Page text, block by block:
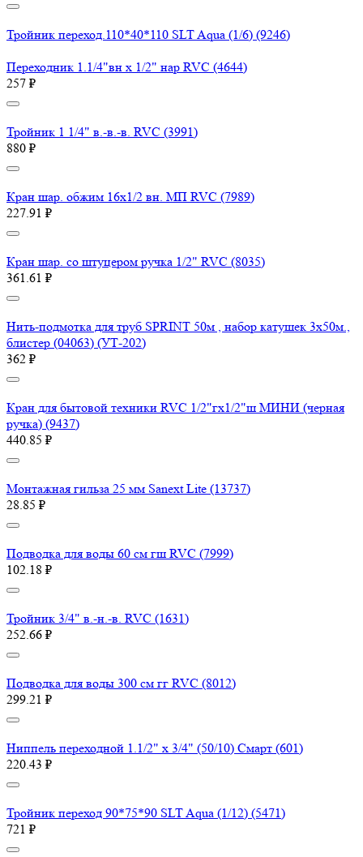
Тройник переход.110*40*110 SLT Aqua (1/6) (9246)
Переходник 1.1/4"вн х 1/2" нар RVC (4644)
257 ₽
Тройник 1 1/4" в.-в.-в. RVC (3991)
880 ₽
Кран шар. обжим 16х1/2 вн. МП RVC (7989)
227.91 ₽
Кран шар. со штуцером ручка 1/2" RVC (8035)
361.61 ₽
Нить-подмотка для труб SPRINT 50м , набор катушек 3х50м.,
блистер (04063) (УТ-202)
362 ₽
Кран для бытовой техники RVC 1/2"гх1/2"ш МИНИ (черная
ручка) (9437)
440.85 ₽
Монтажная гильза 25 мм Sanext Lite (13737)
28.85 ₽
Подводка для воды 60 см гш RVC (7999)
102.18 ₽
Тройник 3/4" в.-н.-в. RVC (1631)
252.66 ₽
Подводка для воды 300 см гг RVC (8012)
299.21 ₽
Ниппель переходной 1.1/2" х 3/4" (50/10) Смарт (601)
220.43 ₽
Тройник переход 90*75*90 SLT Aqua (1/12) (5471)
721 ₽